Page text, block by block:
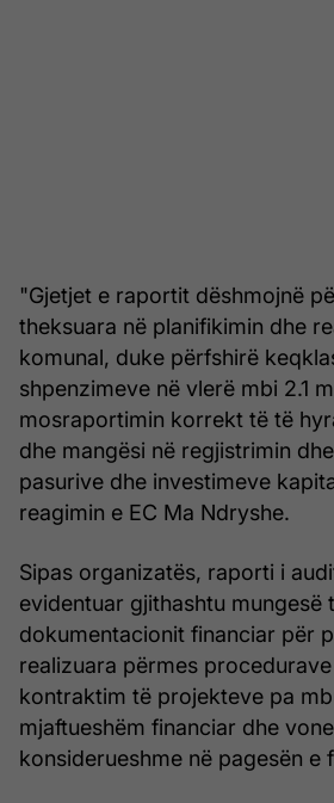
"Gjetjet e raportit dëshmojnë
theksuara në planifikimin dhe
komunal, duke përfshirë
shpenzimeve në vlerë mbi 2.1
mosraportimin korrekt të të
dhe mangësi në regjistrimin
pasurive dhe investimeve
reagimin e EC Ma Ndryshe.
Sipas organizatës, raporti i
evidentuar gjithashtu mungesë
dokumentacionit financiar për
realizuara përmes
kontraktim të projekteve pa
mjaftueshëm financiar dhe
konsiderueshme në pagesën e